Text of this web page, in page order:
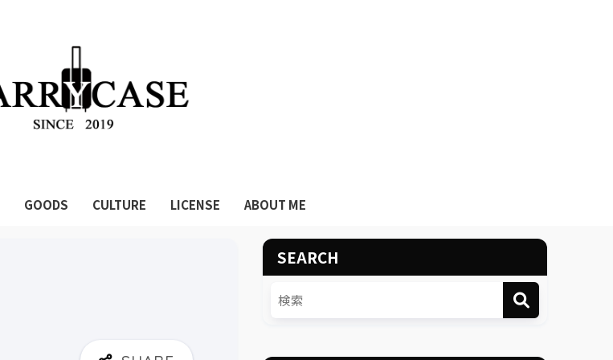
GOODS CULTURE LICENSE ABOUT ME
SEARCH